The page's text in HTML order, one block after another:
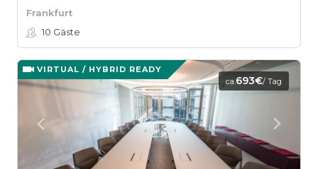
Frankfurt
10 Gäste
VIRTUAL / HYBRID READY
ca.693€/ Tag